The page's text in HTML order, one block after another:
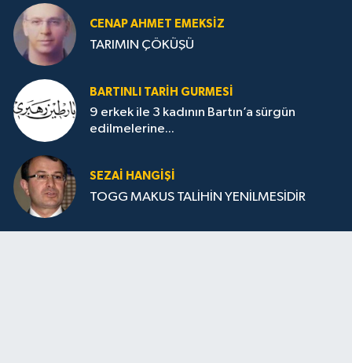
CENAP AHMET EMEKSİZ
TARIMIN ÇÖKÜŞÜ
BARTINLI TARIH GURMESI
9 erkek ile 3 kadının Bartın’a sürgün
edilmelerine...
SEZAI HANGİŞİ
TOGG MAKUS TALİHİN YENİLMESİDİR